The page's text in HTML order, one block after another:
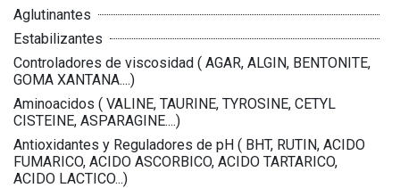
Aglutinantes
Estabilizantes
Controladores de viscosidad ( AGAR, ALGIN, BENTONITE,
GOMA XANTANA....)
Aminoacidos ( VALINE, TAURINE, TYROSINE, CETYL
CISTEINE, ASPARAGINE....)
Antioxidantes y Reguladores de pH ( BHT, RUTIN, ACIDO
FUMARICO, ACIDO ASCORBICO, ACIDO TARTARICO,
ACIDO LACTICO...)